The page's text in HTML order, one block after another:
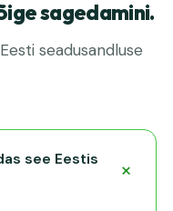
sagedamini.
seadusandluse
see Eestis